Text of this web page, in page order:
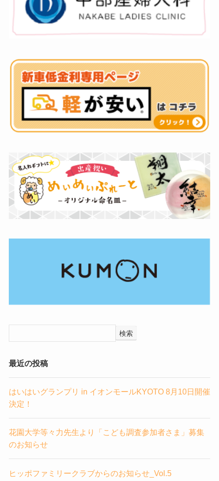
検索
最近の投稿
はいはいグランプリ in イオンモールKYOTO 8月10日開催
決定！
花園大学等々力先生より「こども調査参加者さま」募集
のお知らせ
ヒッポファミリークラブからのお知らせ_Vol.5